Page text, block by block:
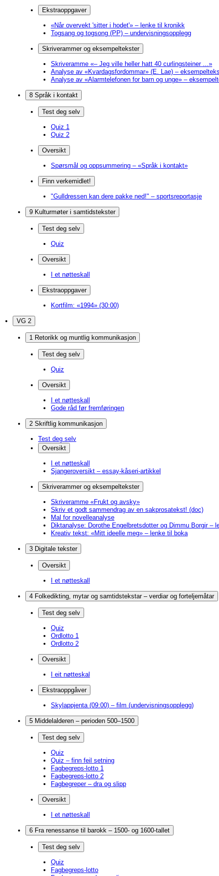
Ekstraoppgaver
«Når overvekt 'sitter i hodet'» – lenke til kronikk
Togsang og togsong (PP) – undervisningsopplegg
Skriverammer og eksempeltekster
Skriveramme «– Jeg ville heller hatt 40 curlingsteiner ...»
Analyse av «Kvardagsfordommar» (E. Lae) –
Analyse av «Alarmtelefonen for barn og unge» –
8 Språk i kontakt
Test deg selv
Quiz 1
Quiz 2
Oversikt
Spørsmål og oppsummering – «Språk i kontakt»
Finn verkemidlet!
"Gulldressen kan dere pakke ned!" – sportsreportasje
9 Kulturmøter i samtidstekster
Test deg selv
Quiz
Oversikt
I et nøtteskall
Ekstraoppgaver
Kortfilm: «1994» (30:00)
VG 2
1 Retorikk og muntlig kommunikasjon
Test deg selv
Quiz
Oversikt
I et nøtteskall
Gode råd før fremføringen
2 Skriftlig kommunikasjon
Test deg selv
Oversikt
I et nøtteskall
Sjangeroversikt – essay-kåseri-artikkel
Skriverammer og eksempeltekster
Skriveramme «Frukt og avsky»
Skriv et godt sammendrag av en sakprosatekst! (doc)
Mal for novelleanalyse
Diktanalyse: Dorothe Engelbretsdotter og Dimmu Borgir –
Kreativ tekst: «Mitt ideelle meg» – lenke til boka
3 Digitale tekster
Oversikt
I et nøtteskall
4 Folkedikting, mytar og samtidstekstar – verdiar og forteljemåtar
Test deg selv
Quiz
Ordlotto 1
Ordlotto 2
Oversikt
I eit nøtteskal
Ekstraoppgåver
Skylappjenta (09:00) – film (undervisningsopplegg)
5 Middelalderen – perioden 500–1500
Test deg selv
Quiz
Quiz – finn feil setning
Fagbegreps-lotto 1
Fagbegreps-lotto 2
Fagbegreper – dra og slipp
Oversikt
I et nøtteskall
6 Fra renessanse til barokk – 1500- og 1600-tallet
Test deg selv
Quiz
Fagbegreps-lotto